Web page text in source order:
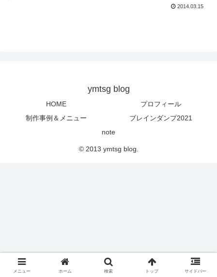
2014.03.15
ymtsg blog
HOME
プロフィール
制作事例＆メニュー
ブレインダンプ2021
note
© 2013 ymtsg blog.
メニュー ホーム 検索 トップ サイドバー